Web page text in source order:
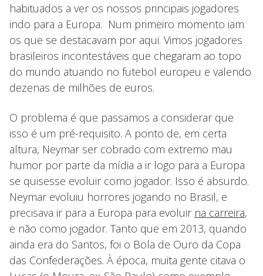
habituados a ver os nossos principais jogadores
indo para a Europa. Num primeiro momento iam
os que se destacavam por aqui. Vimos jogadores
brasileiros incontestáveis que chegaram ao topo
do mundo atuando no futebol europeu e valendo
dezenas de milhões de euros.
O problema é que passamos a considerar que
isso é um pré-requisito. A ponto de, em certa
altura, Neymar ser cobrado com extremo mau
humor por parte da mídia a ir logo para a Europa
se quisesse evoluir como jogador. Isso é absurdo.
Neymar evoluiu horrores jogando no Brasil, e
precisava ir para a Europa para evoluir na carreira,
e não como jogador. Tanto que em 2013, quando
ainda era do Santos, foi o Bola de Ouro da Copa
das Confederações. À época, muita gente citava o